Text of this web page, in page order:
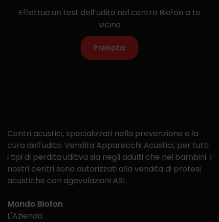
Effettua un test dell’udito nel centro Biofon a te
vicino
Prenota
Centri acustici, specializzati nella prevenzione e la
cura dell'udito. Vendita Apparecchi Acustici, per tutti
i tipi di perdita uditiva sia negli adulti che nei bambini. I
nostri centri sono autorizzati alla vendita di protesi
acustiche con agevolazioni ASL.
Mondo Biofon
L'Azienda